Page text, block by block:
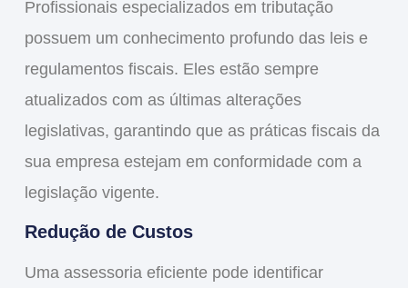
Profissionais especializados em tributação
possuem um conhecimento profundo das leis e
regulamentos fiscais. Eles estão sempre
atualizados com as últimas alterações
legislativas, garantindo que as práticas fiscais da
sua empresa estejam em conformidade com a
legislação vigente.
Redução de Custos
Uma assessoria eficiente pode identificar